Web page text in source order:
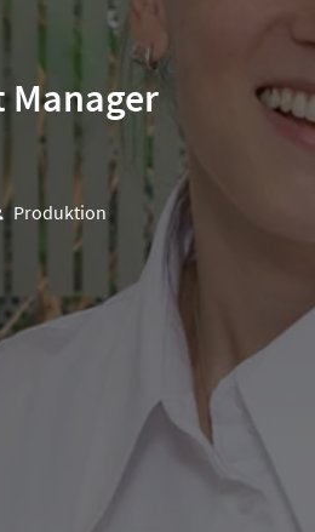
Manager
Produktion